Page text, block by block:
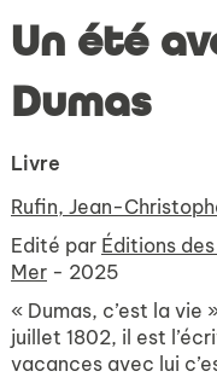
Un été
Dumas
Livre
Rufin, Jean-
Edité par Éditions
Mer - 2025
« Dumas, c’est la vie
juillet 1802, il est
vacances avec lui